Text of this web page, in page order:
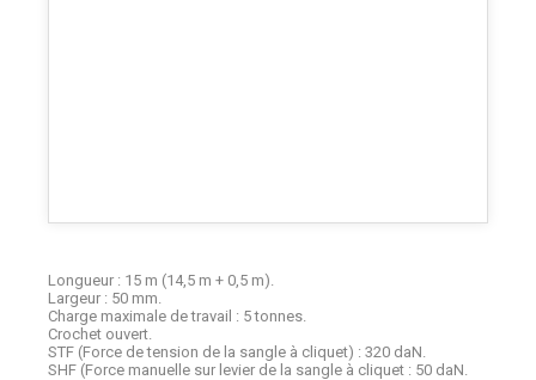
Longueur : 15 m (14,5 m + 0,5 m).
Largeur : 50 mm.
Charge maximale de travail : 5 tonnes.
Crochet ouvert.
STF (Force de tension de la sangle à cliquet) : 320 daN.
SHF (Force manuelle sur levier de la sangle à cliquet : 50 daN.